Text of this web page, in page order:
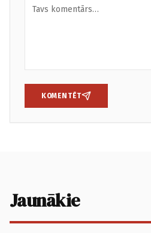
KOMENTĒT
Jaunākie